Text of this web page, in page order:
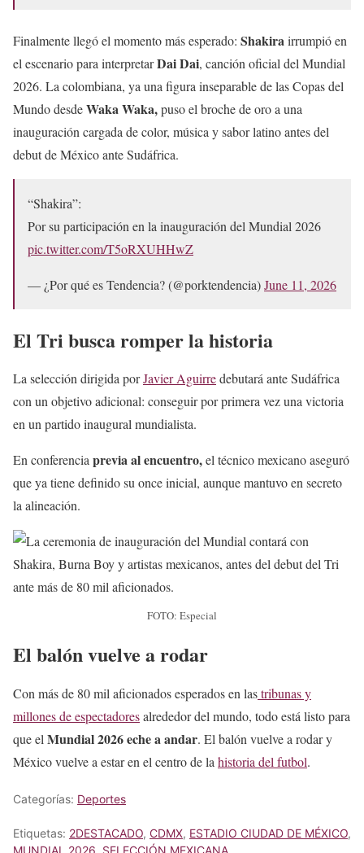
Finalmente llegó el momento más esperado: Shakira irrumpió en
el escenario para interpretarDai Dai, canción oficial del Mundial
2026. La colombiana, ya una figura inseparable de las Copas del
Mundo desdeWaka Waka,puso el broche de oro a una
inauguración cargada de color, música y sabor latino antes del
debut de México ante Sudáfrica.
“Shakira”:
Por su participación en la inauguración del Mundial 2026
pic.twitter.com/T5oRXUHHwZ
— ¿Por qué es Tendencia? (@porktendencia)June 11, 2026
El Tri busca romper la historia
La selección dirigida porJavier Aguirredebutará ante Sudáfrica
con un objetivo adicional: conseguir por primera vez una victoria
en un partido inaugural mundialista.
En conferenciaprevia al encuentro,el técnico mexicano aseguró
que ya tiene definido su once inicial, aunque mantuvo en secreto
la alineación.
FOTO: Especial
El balón vuelve a rodar
Con más de 80 mil aficionados esperados en lastribunas y
millones de espectadoresalrededor del mundo, todo está listo para
que el Mundial 2026 eche a andar. El balón vuelve a rodar y
México vuelve a estar en el centro de la historia del futbol.
Categorías: Deportes
Etiquetas: 2DESTACADO, CDMX, ESTADIO CIUDAD DE MÉXICO,
MUNDIAL 2026 SELECCIÓN MEXICANA